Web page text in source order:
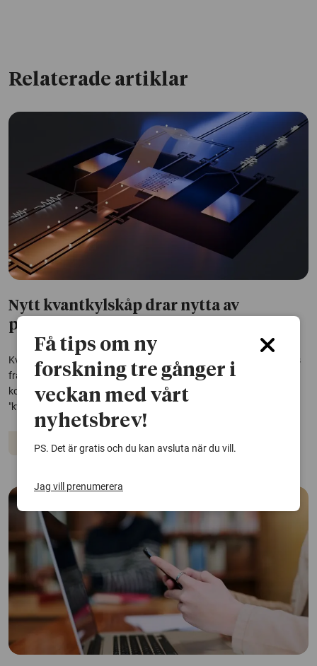
Relaterade artiklar
Nytt kvantkylskåp drar nytta av
problematiskt brus
Kvantdatorer kräver extremt låga temperaturer, men störande brus
från dagens kylsystem får den känsliga kvantinformationen att
kollapsa. Nu har forskare använt bruset för att driva ett minimalt
"kvantkylskåp" som kan styra värme och energi med hög precision.
Digitalisering
Få tips om ny
forskning tre gånger i
veckan med vårt
nyhetsbrev!
PS. Det är gratis och du kan avsluta när du vill.
Jag vill prenumerera